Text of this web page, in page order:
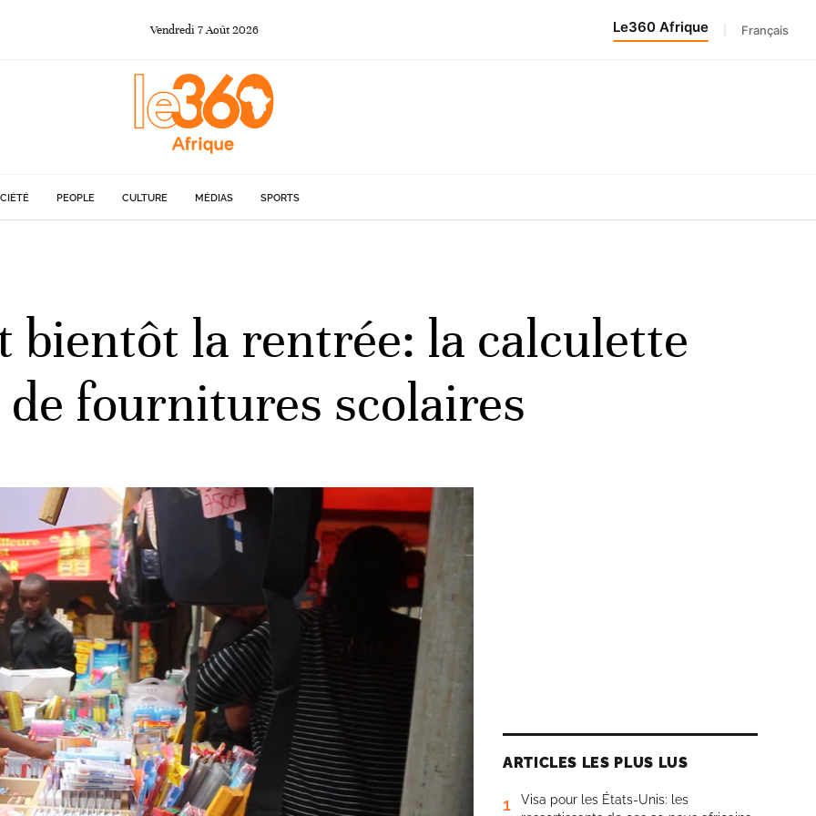
Vendredi 7Août 2026 Le360 Afrique Français
PEOPLE CULTURE MÉDIAS SPORTS
bientôt la rentrée: la calculette
fournitures scolaires
ARTICLES LES PLUS LUS
1
Visa pour les États-Unis: les